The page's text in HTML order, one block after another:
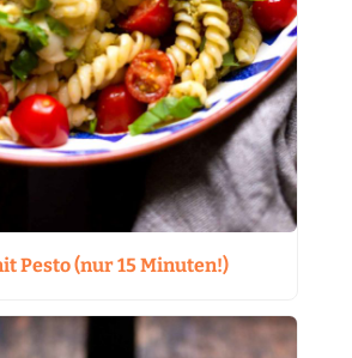
Pesto (nur 15 Minuten!)